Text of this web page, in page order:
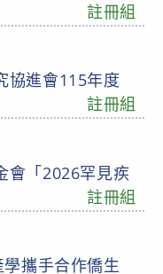
註冊組
協進會115年度
註冊組
會「2026罕見疾
註冊組
攜手合作僑生